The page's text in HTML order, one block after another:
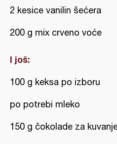
2 kesice vanilin šećera
200 g mix crveno voće
I još:
100 g keksa po izboru
po potrebi mleko
150 g čokolade za